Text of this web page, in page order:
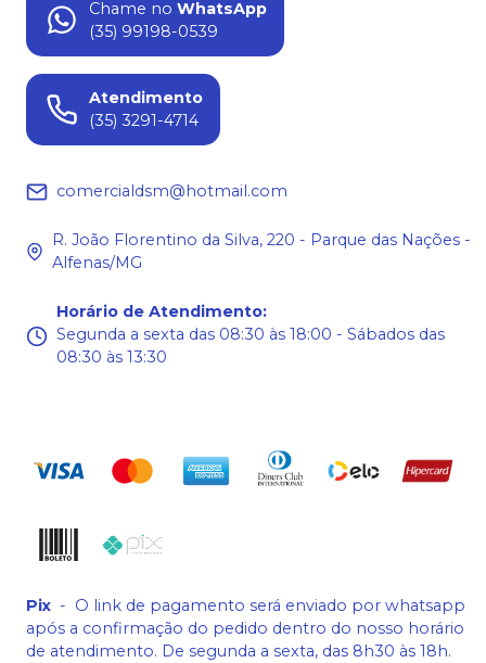
Chame no WhatsApp
(35) 99198-0539
Atendimento
(35) 3291-4714
comercialdsm@hotmail.com
R. João Florentino da Silva, 220 - Parque das Nações -
Alfenas/MG
Horário de Atendimento:
Segunda a sexta das 08:30 às 18:00 - Sábados das
08:30 às 13:30
Pix - O link de pagamento será enviado por whatsapp
após a confirmação do pedido dentro do nosso horário
de atendimento. De segunda a sexta, das 8h30 às 18h.